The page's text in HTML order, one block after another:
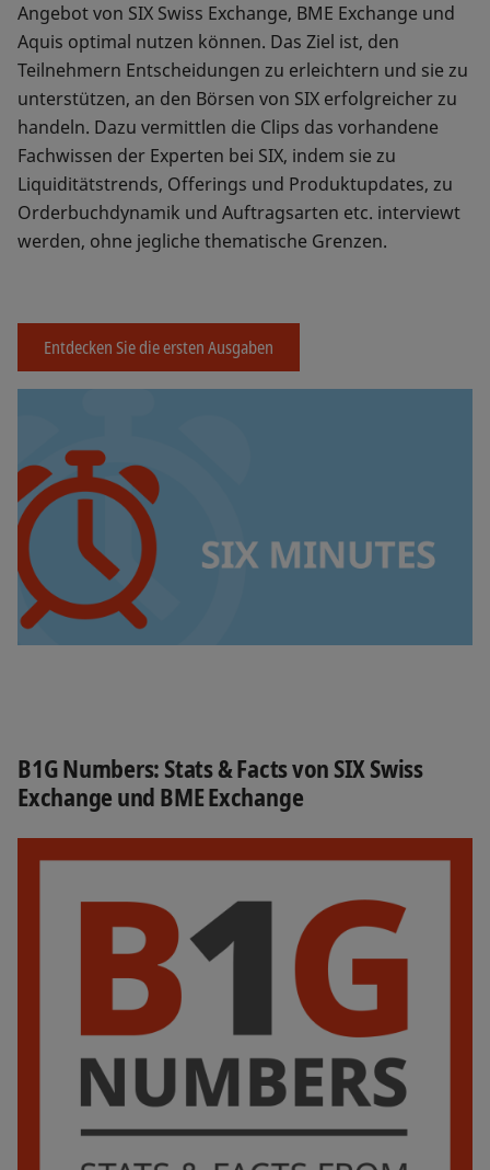
Angebot von SIX Swiss Exchange, BME Exchange und
Aquis optimal nutzen können. Das Ziel ist, den
Teilnehmern Entscheidungen zu erleichtern und sie zu
unterstützen, an den Börsen von SIX erfolgreicher zu
handeln. Dazu vermittlen die Clips das vorhandene
Fachwissen der Experten bei SIX, indem sie zu
Liquiditätstrends, Offerings und Produktupdates, zu
Orderbuchdynamik und Auftragsarten etc. interviewt
werden, ohne jegliche thematische Grenzen.
Entdecken Sie die ersten Ausgaben
B1G Numbers: Stats & Facts von SIX Swiss
Exchange und BME Exchange